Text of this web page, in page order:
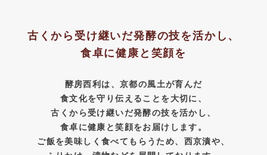
古くから受け継いだ発酵の技を活かし、
食卓に健康と笑顔を
酵房西利は、京都の風土が育んだ
食文化を守り伝えることを大切に、
古くから受け継いだ発酵の技を活かし、
食卓に健康と笑顔をお届けします。
ご飯を美味しく食べてもらうため、西京漬や、